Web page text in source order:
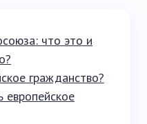
что это и
гражданство?
европейское